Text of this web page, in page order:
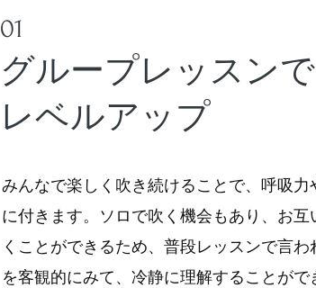
01
グループレッスンで
レベルアップ
みんなで楽しく吹き続けることで、呼吸力
に付きます。ソロで吹く機会もあり、お互
くことができるため、普段レッスンで言わ
を客観的にみて、冷静に理解することがで